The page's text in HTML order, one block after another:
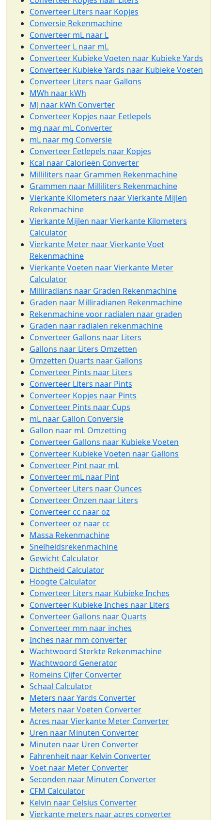
Converteer Liters naar Kopjes
Conversie Rekenmachine
Converteer mL naar L
Converteer L naar mL
Converteer Kubieke Voeten naar Kubieke Yards
Converteer Kubieke Yards naar Kubieke Voeten
Converteer Liters naar Gallons
MWh naar kWh
MJ naar kWh Converter
Converteer Kopjes naar Eetlepels
mg naar mL Converter
mL naar mg Conversie
Converteer Eetlepels naar Kopjes
Kcal naar Calorieën Converter
Milliliters naar Grammen Rekenmachine
Grammen naar Milliliters Rekenmachine
Vierkante Kilometers naar Vierkante Mijlen
Rekenmachine
Vierkante Mijlen naar Vierkante Kilometers
Calculator
Vierkante Meter naar Vierkante Voet
Rekenmachine
Vierkante Voeten naar Vierkante Meter
Calculator
Milliradians naar Graden Rekenmachine
Graden naar Milliradianen Rekenmachine
Rekenmachine voor radialen naar graden
Graden naar radialen rekenmachine
Converteer Gallons naar Liters
Gallons naar Liters Omzetten
Omzetten Quarts naar Gallons
Converteer Pints naar Liters
Converteer Liters naar Pints
Converteer Kopjes naar Pints
Converteer Pints naar Cups
mL naar Gallon Conversie
Gallon naar mL Omzetting
Converteer Gallons naar Kubieke Voeten
Converteer Kubieke Voeten naar Gallons
Converteer Pint naar mL
Converteer mL naar Pint
Converteer Liters naar Ounces
Converteer Onzen naar Liters
Converteer cc naar oz
Converteer oz naar cc
Massa Rekenmachine
Snelheidsrekenmachine
Gewicht Calculator
Dichtheid Calculator
Hoogte Calculator
Converteer Liters naar Kubieke Inches
Converteer Kubieke Inches naar Liters
Converteer Gallons naar Quarts
Converteer mm naar inches
Inches naar mm converter
Wachtwoord Sterkte Rekenmachine
Wachtwoord Generator
Romeins Cijfer Converter
Schaal Calculator
Meters naar Yards Converter
Meters naar Voeten Converter
Acres naar Vierkante Meter Converter
Uren naar Minuten Converter
Minuten naar Uren Converter
Fahrenheit naar Kelvin Converter
Voet naar Meter Converter
Seconden naar Minuten Converter
CFM Calculator
Kelvin naar Celsius Converter
Vierkante meters naar acres converter